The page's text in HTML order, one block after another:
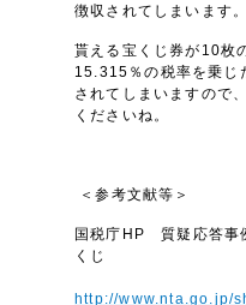
徴収されてしまいます。
貰える宝くじ券が10枚
15.315％の税率を乗じ
されてしまいますので
くださいね。
＜参考文献等＞
国税庁HP 質疑応答事
くじ
http://www.nta.go.jp/